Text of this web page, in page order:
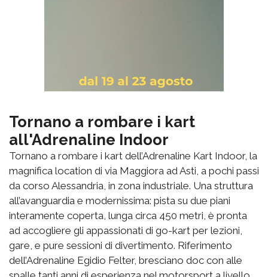
Tornano a rombare i kart
all'Adrenaline Indoor
Tornano a rombare i kart dell’Adrenaline Kart Indoor, la
magnifica location di via Maggiora ad Asti, a pochi passi
da corso Alessandria, in zona industriale. Una struttura
all’avanguardia e modernissima: pista su due piani
interamente coperta, lunga circa 450 metri, è pronta
ad accogliere gli appassionati di go-kart per lezioni,
gare, e pure sessioni di divertimento. Riferimento
dell’Adrenaline Egidio Felter, bresciano doc con alle